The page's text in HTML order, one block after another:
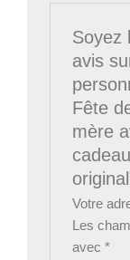
Soyez
avis
Fête
mère
Votre
Les
avec*